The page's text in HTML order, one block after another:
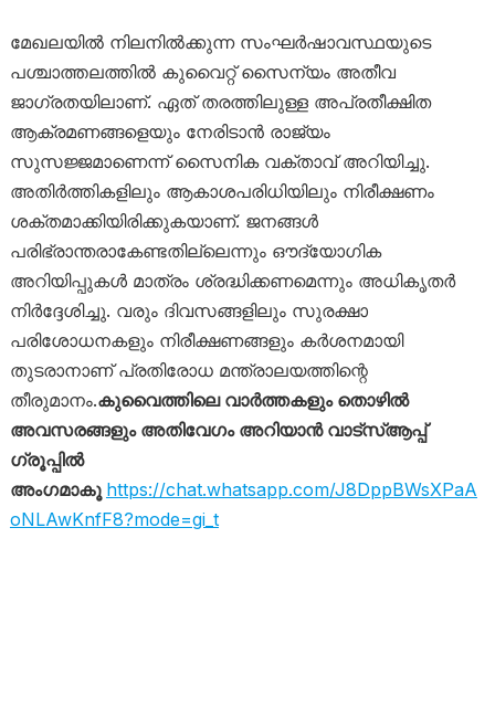
മേഖലയിൽ നിലനിൽക്കുന്ന സംഘർഷാവസ്ഥയുടെ
പശ്ചാത്തലത്തിൽ കുവൈറ്റ് സൈന്യം അതീവ
ജാഗ്രതയിലാണ്. ഏത് തരത്തിലുള്ള അപ്രതീക്ഷിത
ആക്രമണങ്ങളെയും നേരിടാൻ രാജ്യം
സുസജ്ജമാണെന്ന് സൈനിക വക്താവ് അറിയിച്ചു.
അതിർത്തികളിലും ആകാശപരിധിയിലും നിരീക്ഷണം
ശക്തമാക്കിയിരിക്കുകയാണ്. ജനങ്ങൾ
പരിഭ്രാന്തരാകേണ്ടതില്ലെന്നും ഔദ്യോഗിക
അറിയിപ്പുകൾ മാത്രം ശ്രദ്ധിക്കണമെന്നും അധികൃതർ
നിർദ്ദേശിച്ചു. വരും ദിവസങ്ങളിലും സുരക്ഷാ
പരിശോധനകളും നിരീക്ഷണങ്ങളും കർശനമായി
തുടരാനാണ് പ്രതിരോധ മന്ത്രാലയത്തിന്റെ
തീരുമാനം.കുവൈത്തിലെ വാർത്തകളും തൊഴിൽ
അവസരങ്ങളും അതിവേഗം അറിയാൻ വാട്സ്ആപ്പ്
ഗ്രൂപ്പിൽ
അംഗമാകൂ https://chat.whatsapp.com/J8DppBWsXPaA
oNLAwKnfF8?mode=gi_t